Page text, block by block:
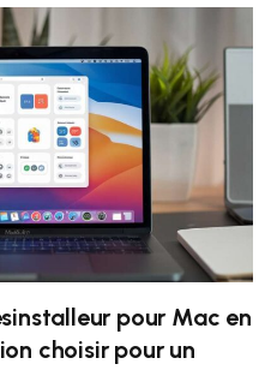
pour Mac en
choisir pour un